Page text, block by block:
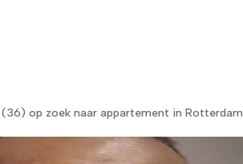
(36) op zoek naar appartement in Rotterdam